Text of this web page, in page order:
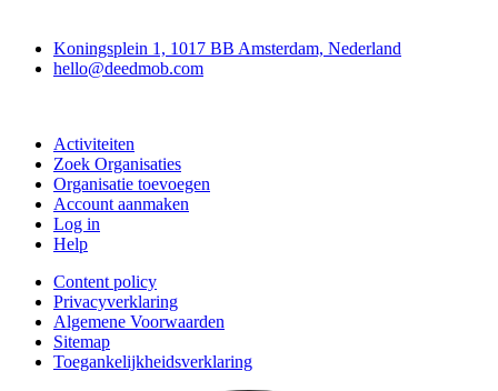
Koningsplein 1, 1017 BB Amsterdam, Nederland
hello@deedmob.com
Activiteiten
Zoek Organisaties
Organisatie toevoegen
Account aanmaken
Log in
Help
Content policy
Privacyverklaring
Algemene Voorwaarden
Sitemap
Toegankelijkheidsverklaring